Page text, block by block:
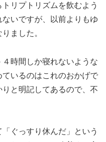
リプトリズムを飲むよう
いですが、以前よりもゆ
ました。
時間しか寝れないような
いるのはこれのおかげで
と明記してあるので、不
ぐっすり休んだ」という